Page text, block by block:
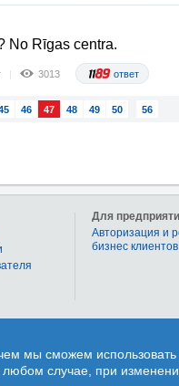
мы сможем
случае, при
No Rīgas centra.
3013 ответ
46 47 48 49 50 56
Для
Авторизация и
бизнес клиентов
и учреждениях Латвии. Раздел
закупок и временными
и получить квалифицированный